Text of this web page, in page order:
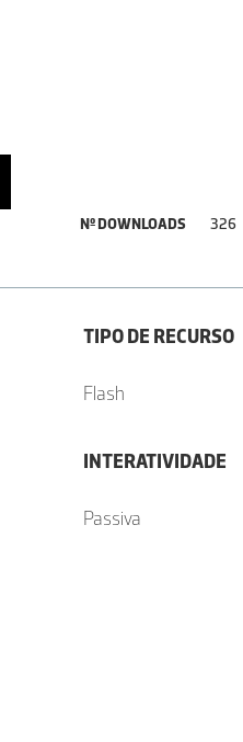
Nº DOWNLOADS 326
TIPO DE RECURSO
Flash
INTERATIVIDADE
Passiva